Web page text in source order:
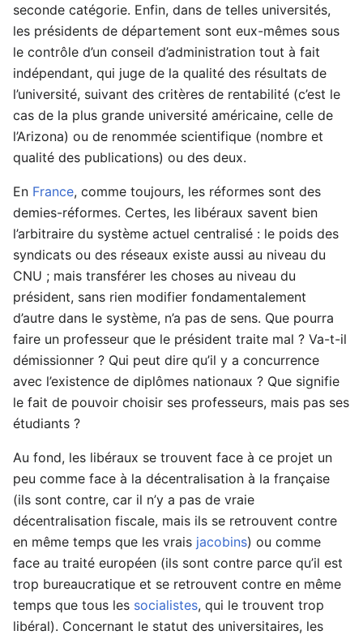
seconde catégorie. Enfin, dans de telles universités,
les présidents de département sont eux-mêmes sous
le contrôle d’un conseil d’administration tout à fait
indépendant, qui juge de la qualité des résultats de
l’université, suivant des critères de rentabilité (c’est le
cas de la plus grande université américaine, celle de
l’Arizona) ou de renommée scientifique (nombre et
qualité des publications) ou des deux.
En France, comme toujours, les réformes sont des
demies-réformes. Certes, les libéraux savent bien
l’arbitraire du système actuel centralisé : le poids des
syndicats ou des réseaux existe aussi au niveau du
CNU ; mais transférer les choses au niveau du
président, sans rien modifier fondamentalement
d’autre dans le système, n’a pas de sens. Que pourra
faire un professeur que le président traite mal ? Va-t-il
démissionner ? Qui peut dire qu’il y a concurrence
avec l’existence de diplômes nationaux ? Que signifie
le fait de pouvoir choisir ses professeurs, mais pas ses
étudiants ?
Au fond, les libéraux se trouvent face à ce projet un
peu comme face à la décentralisation à la française
(ils sont contre, car il n’y a pas de vraie
décentralisation fiscale, mais ils se retrouvent contre
en même temps que les vrais jacobins) ou comme
face au traité européen (ils sont contre parce qu’il est
trop bureaucratique et se retrouvent contre en même
temps que tous les socialistes, qui le trouvent trop
libéral). Concernant le statut des universitaires, les